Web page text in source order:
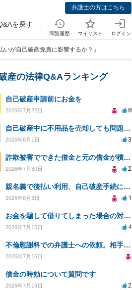
弁護士の方はこちら
を探す
閲覧履歴 マイリスト ログイン
が自己破産免責に影響するか？」
産の法律Q&Aランキング
自己破産申請前にお金を
2026年7月22日 8
自己破産中に不用品を売却しても問題ないか？
2026年8月1日 3
詐欺被害でできた借金と元の借金が積み重なり返済困難
2026年7月30日 2
親名義で後払い利用、自己破産手続に影響はあるか？
2026年8月3日 1
お金を騙して借りてしまった場合の対処法と今後の対応策
2026年7月15日 4
不倫慰謝料での弁護士への依頼。相手が自己破産、弁護士との契約範囲は？
2026年7月16日
借金の時効について質問です
2026年7月18日 2